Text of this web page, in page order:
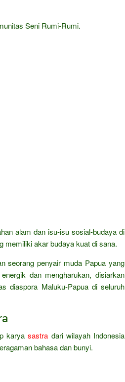
Seni Rumi-Rumi.
alam dan isu-isu sosial-budaya di
memiliki akar budaya kuat di sana.
seorang penyair muda Papua yang
dan mengharukan, disiarkan
diaspora Maluku-Papua di seluruh
karyasastra dari wilayah Indonesia
bahasa dan bunyi.